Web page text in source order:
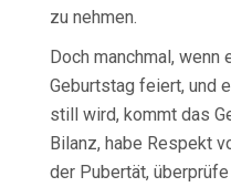
zu nehmen.
Doch manchmal, wenn
Geburtstag feiert, und
still wird, kommt das
Bilanz, habe Respekt
der Pubertät,